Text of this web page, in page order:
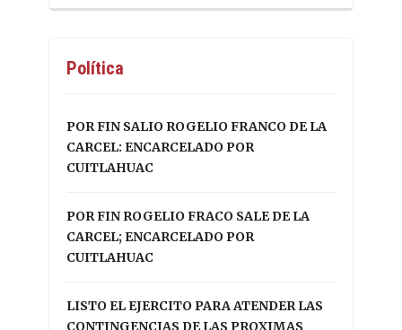
Política
POR FIN SALIO ROGELIO FRANCO DE LA
CARCEL: ENCARCELADO POR
CUITLAHUAC
POR FIN ROGELIO FRACO SALE DE LA
CARCEL; ENCARCELADO POR
CUITLAHUAC
LISTO EL EJERCITO PARA ATENDER LAS
CONTINGENCIAS DE LAS PROXIMAS